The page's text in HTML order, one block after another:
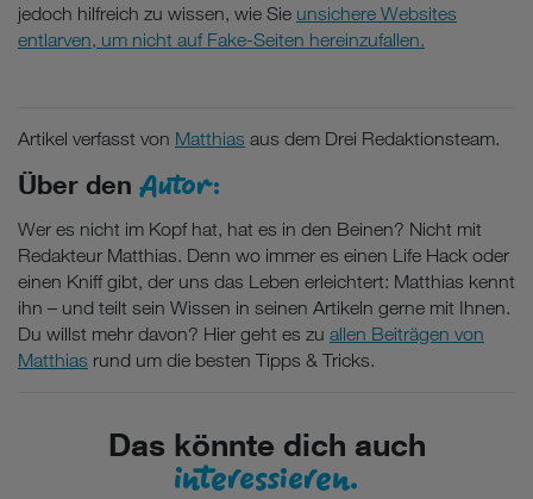
jedoch hilfreich zu wissen, wie Sie unsichere Websites
entlarven, um nicht auf Fake-Seiten hereinzufallen.
Artikel verfasst von Matthias aus dem Drei Redaktionsteam.
Über den Autor:
Wer es nicht im Kopf hat, hat es in den Beinen? Nicht mit
Redakteur Matthias. Denn wo immer es einen Life Hack oder
einen Kniff gibt, der uns das Leben erleichtert: Matthias kennt
ihn – und teilt sein Wissen in seinen Artikeln gerne mit Ihnen.
Du willst mehr davon? Hier geht es zu allen Beiträgen von
Matthias rund um die besten Tipps & Tricks.
Das könnte dich auch
interessieren.